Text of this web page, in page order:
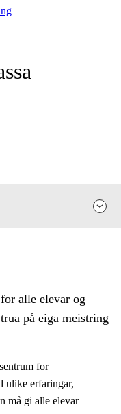
alle elevar og
på eiga meistring
for
ulike erfaringar,
må gi alle elevar